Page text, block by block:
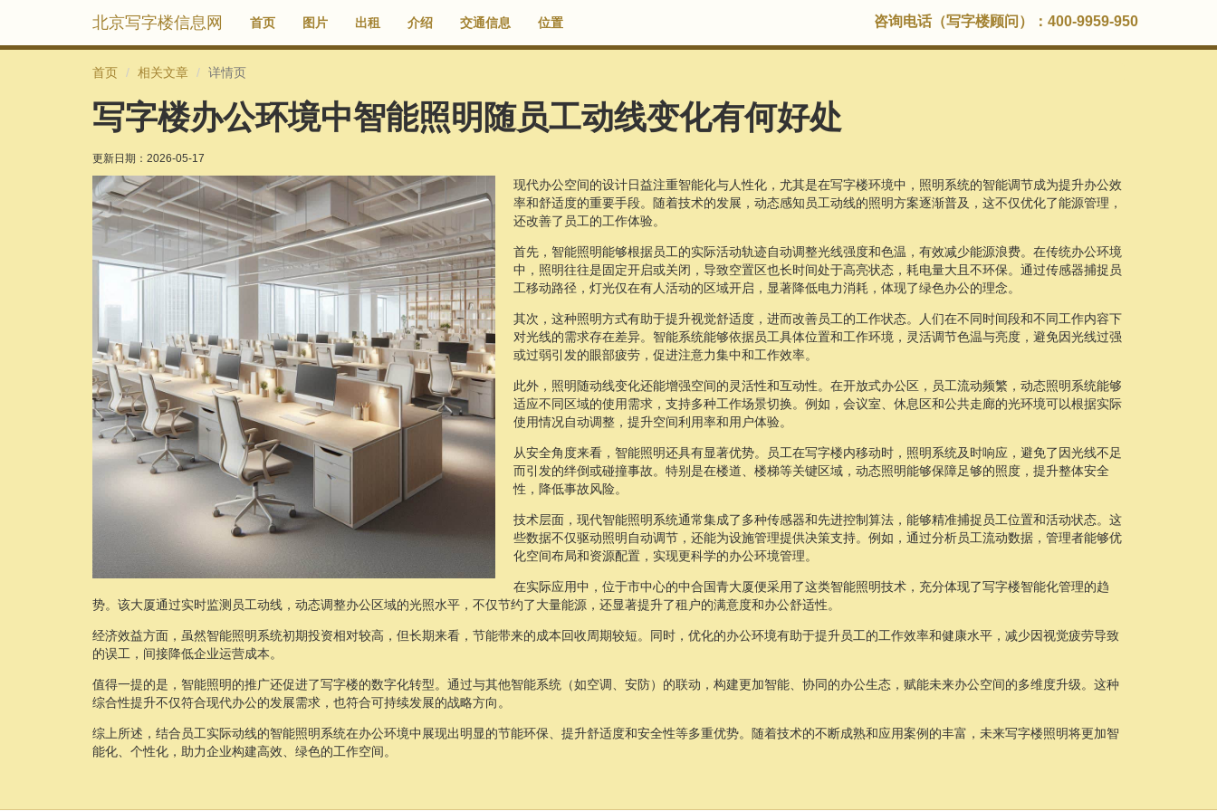
北京写字楼信息网 首页 图片 出租 介绍 交通信息 位置 咨询电话（写字楼顾问）：400-9959-950
首页 相关文章 详情页
写字楼办公环境中智能照明随员工动线变化有何好处
更新日期： 2026-05-17
现代办公空间的设计日益注重智能化与人性化，尤其是在写字楼环境中，照明系统的智能调节成为提升办公效
率和舒适度的重要手段。随着技术的发展，动态感知员工动线的照明方案逐渐普及，这不仅优化了能源管理，
还改善了员工的工作体验。
首先，智能照明能够根据员工的实际活动轨迹自动调整光线强度和色温，有效减少能源浪费。在传统办公环境
中，照明往往是固定开启或关闭，导致空置区也长时间处于高亮状态，耗电量大且不环保。通过传感器捕捉员
工移动路径，灯光仅在有人活动的区域开启，显著降低电力消耗，体现了绿色办公的理念。
其次，这种照明方式有助于提升视觉舒适度，进而改善员工的工作状态。人们在不同时间段和不同工作内容下
对光线的需求存在差异。智能系统能够依据员工具体位置和工作环境，灵活调节色温与亮度，避免因光线过强
或过弱引发的眼部疲劳，促进注意力集中和工作效率。
此外，照明随动线变化还能增强空间的灵活性和互动性。在开放式办公区，员工流动频繁，动态照明系统能够
适应不同区域的使用需求，支持多种工作场景切换。例如，会议室、休息区和公共走廊的光环境可以根据实际
使用情况自动调整，提升空间利用率和用户体验。
从安全角度来看，智能照明还具有显著优势。员工在写字楼内移动时，照明系统及时响应，避免了因光线不足
而引发的绊倒或碰撞事故。特别是在楼道、楼梯等关键区域，动态照明能够保障足够的照度，提升整体安全
性，降低事故风险。
技术层面，现代智能照明系统通常集成了多种传感器和先进控制算法，能够精准捕捉员工位置和活动状态。这
些数据不仅驱动照明自动调节，还能为设施管理提供决策支持。例如，通过分析员工流动数据，管理者能够优
化空间布局和资源配置，实现更科学的办公环境管理。
在实际应用中，位于市中心的中合国青大厦便采用了这类智能照明技术，充分体现了写字楼智能化管理的趋
势。该大厦通过实时监测员工动线，动态调整办公区域的光照水平，不仅节约了大量能源，还显著提升了租户的满意度和办公舒适性。
经济效益方面，虽然智能照明系统初期投资相对较高，但长期来看，节能带来的成本回收周期较短。同时，优化的办公环境有助于提升员工的工作效率和健康水平，减少因视觉疲劳导致
的误工，间接降低企业运营成本。
值得一提的是，智能照明的推广还促进了写字楼的数字化转型。通过与其他智能系统（如空调、安防）的联动，构建更加智能、协同的办公生态，赋能未来办公空间的多维度升级。这种
综合性提升不仅符合现代办公的发展需求，也符合可持续发展的战略方向。
综上所述，结合员工实际动线的智能照明系统在办公环境中展现出明显的节能环保、提升舒适度和安全性等多重优势。随着技术的不断成熟和应用案例的丰富，未来写字楼照明将更加智
能化、个性化，助力企业构建高效、绿色的工作空间。